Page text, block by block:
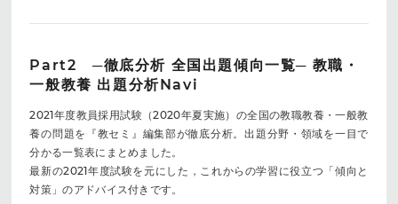
Part2 ─徹底分析 全国出題傾向一覧─ 教職・
一般教養 出題分析Navi
2021年度教員採用試験（2020年夏実施）の全国の教職教養・一般教
養の問題を『教セミ』編集部が徹底分析。出題分野・領域を一目で
分かる一覧表にまとめました。
最新の2021年度試験を元にした，これからの学習に役立つ「傾向と
対策」のアドバイス付きです。